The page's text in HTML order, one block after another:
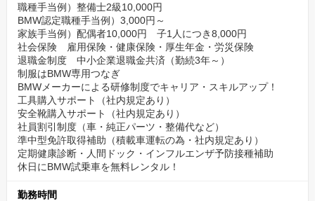
職種手当例）整備士2級10,000円
BMW認定職種手当例）3,000円～
家族手当例）配偶者10,000円 子1人につき8,000円
社会保険 雇用保険・健康保険・厚生年金・労災保険
退職金制度 中小企業退職金共済（勤続3年～）
制服はBMW専用つなぎ
BMWメーカーによる研修制度でキャリア・スキルアップ！
工具購入サポート（社内規定あり）
安全靴購入サポート（社内規定あり）
社員割引制度（車・純正パーツ・整備代など）
準中型免許取得補助（積載車運転の為・社内規定あり）
定期健康診断・人間ドック・インフルエンザ予防接種補助
休日にBMW試乗車を無料レンタル！
勤務時間